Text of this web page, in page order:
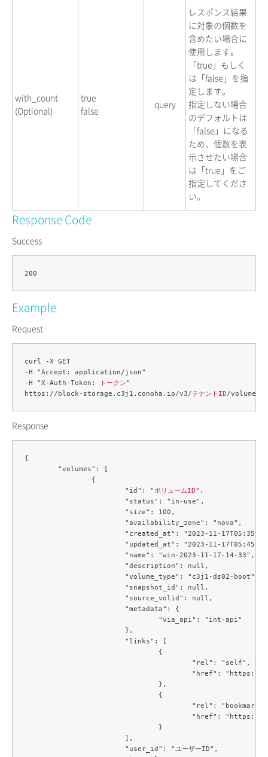
with_count
(Optional)
true
false
query
レスポンス結果
に対象の個数を
含めたい場合に
使用します。
「true」もしく
は「false」を指
定します。
指定しない場合
のデフォルトは
「false」になる
ため、個数を表
示させたい場合
は「true」をご
指定してくださ
い。
Response Code
Success
Example
Request
curl -X GET
-H "Accept: application/json"
-H "X-Auth-Token:
トークン"
https://block-storage.c3j1.conoha.io/v3/テナントID
Response
{
			"id": "
ボリュームID",
"href":
"href":